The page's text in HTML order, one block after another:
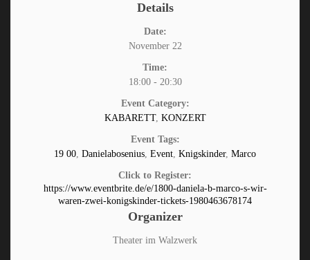
Details
Date:
November 22
Time:
18:00 - 20:30
Event Category:
KABARETT, KONZERT
Event Tags:
19 00, Danielabosenius, Event, Knigskinder, Marco
Click to Register:
https://www.eventbrite.de/e/1800-daniela-b-marco-s-wir-
waren-zwei-konigskinder-tickets-1980463678174
Organizer
Theater im Walzwerk